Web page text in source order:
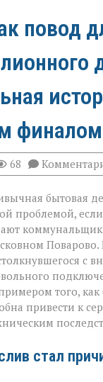
повод
68
бытовая
проблемой,
Поварово.
с
того, как
привести к
стал